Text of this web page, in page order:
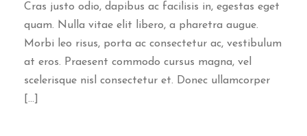
Cras justo odio, dapibus ac facilisis in, egestas eget
quam. Nulla vitae elit libero, a pharetra augue.
Morbi leo risus, porta ac consectetur ac, vestibulum
at eros. Praesent commodo cursus magna, vel
scelerisque nisl consectetur et. Donec ullamcorper
[…]